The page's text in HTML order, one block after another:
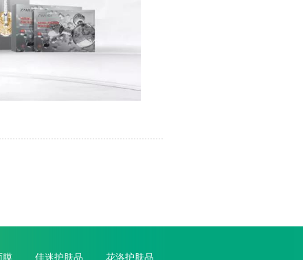
膜 佳迷护肤品 花洛护肤品